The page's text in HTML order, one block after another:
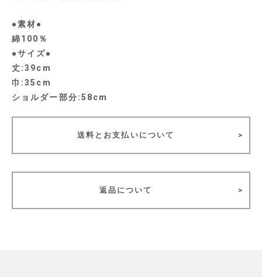
●素材●
綿100％
●サイズ●
丈:39cm
巾:35cm
ショルダー部分:58cm
送料とお支払いについて
返品について